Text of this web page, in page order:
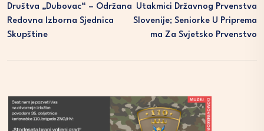
Društva „Dubovac“ – Održana
Redovna Izborna Sjednica
Skupštine
Utakmici Državnog Prvenstva
Slovenije; Seniorke U Priprema
Ma Za Svjetsko Prvenstvo